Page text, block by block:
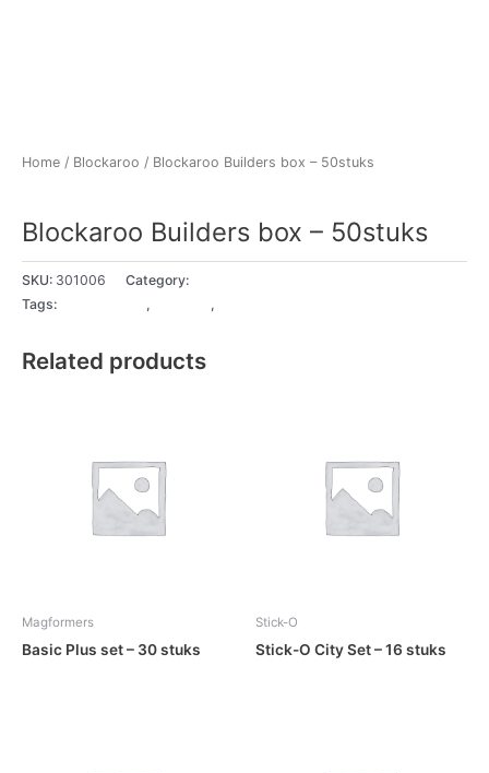
Home / Blockaroo / Blockaroo Builders box – 50stuks
Blockaroo Builders box – 50stuks
SKU: 301006 Category:
Tags:
, ,
Related products
Magformers
Basic Plus set – 30 stuks
Stick-O
Stick-O City Set – 16 stuks